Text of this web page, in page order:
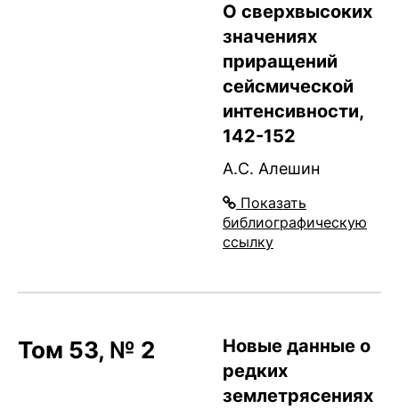
О сверхвысоких
значениях
приращений
сейсмической
интенсивности,
142-152
А.С. Алешин
Показать
библиографическую
ссылку
Том 53, № 2
Новые данные о
редких
землетрясениях